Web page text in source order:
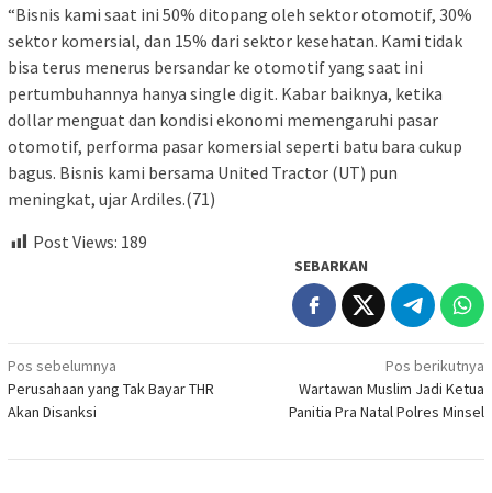
“Bisnis kami saat ini 50% ditopang oleh sektor otomotif, 30%
sektor komersial, dan 15% dari sektor kesehatan. Kami tidak
bisa terus menerus bersandar ke otomotif yang saat ini
pertumbuhannya hanya single digit. Kabar baiknya, ketika
dollar menguat dan kondisi ekonomi memengaruhi pasar
otomotif, performa pasar komersial seperti batu bara cukup
bagus. Bisnis kami bersama United Tractor (UT) pun
meningkat, ujar Ardiles.(71)
Post Views: 189
SEBARKAN
Navigasi
pos
Pos sebelumnya
Perusahaan yang Tak Bayar THR
Akan Disanksi
Pos berikutnya
Wartawan Muslim Jadi Ketua
Panitia Pra Natal Polres Minsel